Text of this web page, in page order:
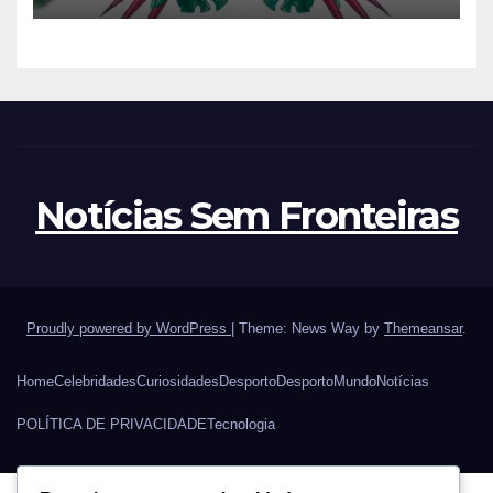
Notícias Sem Fronteiras
Proudly powered by WordPress Theme: News Way by Themeansar.
HomeCelebridadesCuriosidades DesportoDesportoMundoNotícias
POLÍTICA DE PRIVACIDADETecnologia